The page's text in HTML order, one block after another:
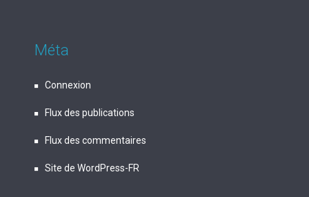
Méta
Connexion
Flux des publications
Flux des commentaires
Site de WordPress-FR